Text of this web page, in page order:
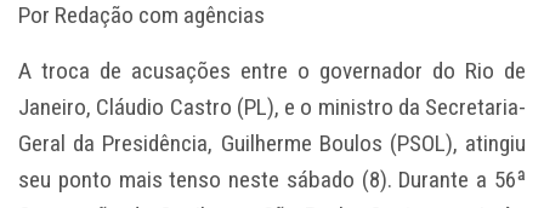
Por Redação com agências
A troca de acusações entre o governador do Rio de
Janeiro, Cláudio Castro (PL), e o ministro da Secretaria-
Geral da Presidência, Guilherme Boulos (PSOL), atingiu
seu ponto mais tenso neste sábado (8). Durante a 56ª